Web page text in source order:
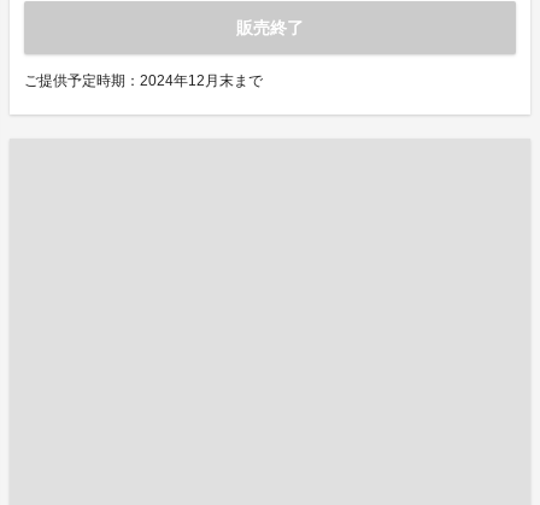
販売終了
ご提供予定時期：2024年12月末まで